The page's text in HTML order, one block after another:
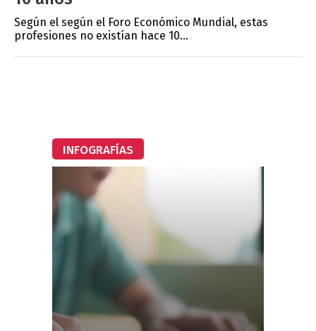
Según el según el Foro Económico Mundial, estas
profesiones no existían hace 10...
INFOGRAFÍAS